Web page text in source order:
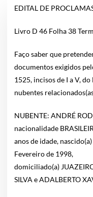
EDITAL DE
Livro D 46 Folha 38
Faço saber que
documentos exigidos
1525, incisos de I a V,
nubentes
NUBENTE: ANDRÉ
nacionalidade
anos de idade,
Fevereiro de 1998,
domiciliado(a)
SILVA e ADALBERTO